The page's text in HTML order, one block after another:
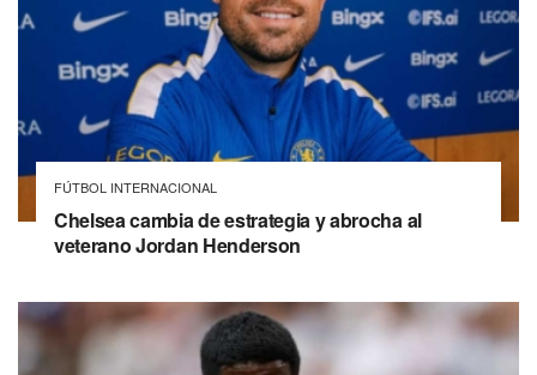
FÚTBOL INTERNACIONAL
Chelsea cambia de estrategia y abrocha al
veterano Jordan Henderson